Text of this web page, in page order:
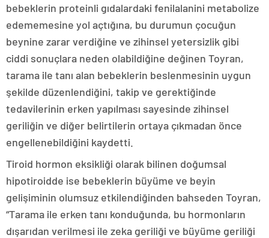
bebeklerin proteinli gıdalardaki fenilalanini metabolize
edememesine yol açtığına, bu durumun çocuğun
beynine zarar verdiğine ve zihinsel yetersizlik gibi
ciddi sonuçlara neden olabildiğine değinen Toyran,
tarama ile tanı alan bebeklerin beslenmesinin uygun
şekilde düzenlendiğini, takip ve gerektiğinde
tedavilerinin erken yapılması sayesinde zihinsel
geriliğin ve diğer belirtilerin ortaya çıkmadan önce
engellenebildiğini kaydetti.
Tiroid hormon eksikliği olarak bilinen doğumsal
hipotiroidde ise bebeklerin büyüme ve beyin
gelişiminin olumsuz etkilendiğinden bahseden Toyran,
“Tarama ile erken tanı konduğunda, bu hormonların
dışarıdan verilmesi ile zeka geriliği ve büyüme geriliği